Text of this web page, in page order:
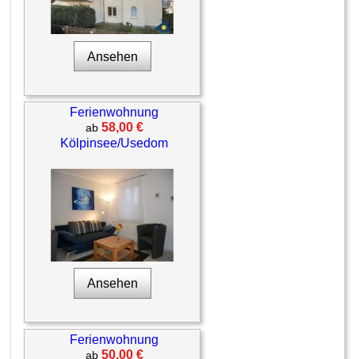
Ansehen
Ferienwohnung
ab 58,00 €
Kölpinsee/Usedom
Ansehen
Ferienwohnung
ab 50,00 €